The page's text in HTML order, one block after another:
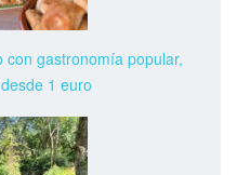
gastronomía popular,
1 euro